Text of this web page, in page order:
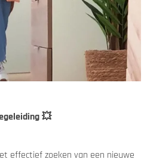
💥
effectief zoeken van een nieuwe